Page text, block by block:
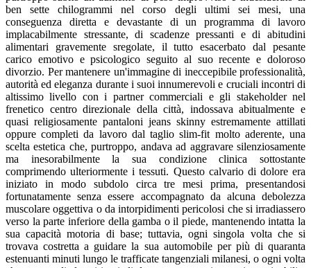
ben sette chilogrammi nel corso degli ultimi sei mesi, una
conseguenza diretta e devastante di un programma di lavoro
implacabilmente stressante, di scadenze pressanti e di abitudini
alimentari gravemente sregolate, il tutto esacerbato dal pesante
carico emotivo e psicologico seguito al suo recente e doloroso
divorzio. Per mantenere un'immagine di ineccepibile professionalità,
autorità ed eleganza durante i suoi innumerevoli e cruciali incontri di
altissimo livello con i partner commerciali e gli stakeholder nel
frenetico centro direzionale della città, indossava abitualmente e
quasi religiosamente pantaloni jeans skinny estremamente attillati
oppure completi da lavoro dal taglio slim-fit molto aderente, una
scelta estetica che, purtroppo, andava ad aggravare silenziosamente
ma inesorabilmente la sua condizione clinica sottostante
comprimendo ulteriormente i tessuti. Questo calvario di dolore era
iniziato in modo subdolo circa tre mesi prima, presentandosi
fortunatamente senza essere accompagnato da alcuna debolezza
muscolare oggettiva o da intorpidimenti pericolosi che si irradiassero
verso la parte inferiore della gamba o il piede, mantenendo intatta la
sua capacità motoria di base; tuttavia, ogni singola volta che si
trovava costretta a guidare la sua automobile per più di quaranta
estenuanti minuti lungo le trafficate tangenziali milanesi, o ogni volta